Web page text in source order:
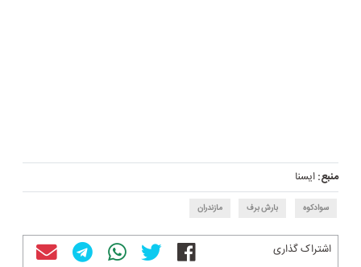
منبع:ایسنا
سوادکوه بارش برف مازندران
اشتراک گذاری